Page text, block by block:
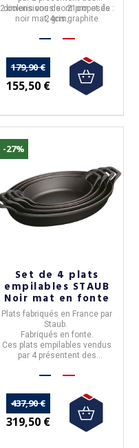
(26 avis)
dimensions de : 21cm et de
24cm,
2 coloris vous sont proposés :
noir mat, gris graphite
179,90 €
155,50 €
-27%
Set de 4 plats
empilables STAUB
Noir mat en fonte
Plats fabriqués en France par
Staub.
Fabriqués en fonte.
Ces plats empilables vendus
par 4 présentent des
28cm, et 32cm
437,90 €
319,50 €